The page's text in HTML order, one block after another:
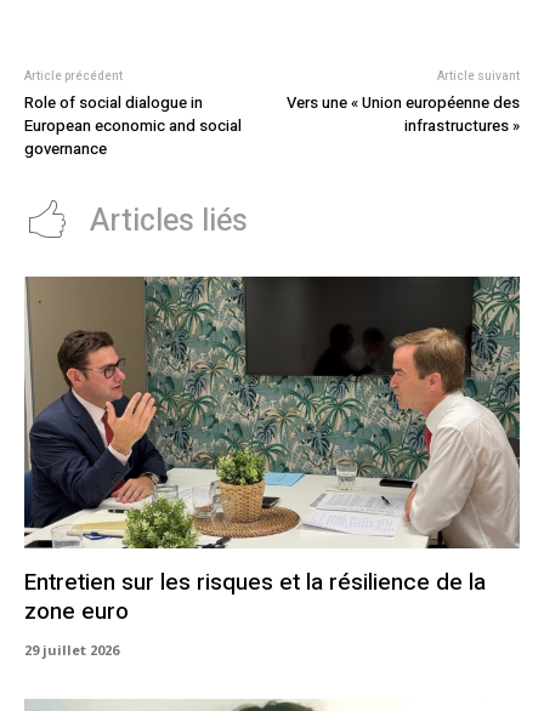
Article précédent
Role of social dialogue in
European economic and social
governance
Article suivant
Vers une « Union européenne des
infrastructures »
Articles liés
Entretien sur les risques et la résilience de la
zone euro
29 juillet 2026